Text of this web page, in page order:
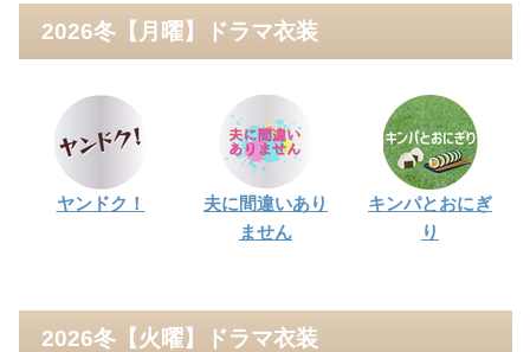
2026冬【月曜】ドラマ衣装
ヤンドク！
夫に間違いあり
ません
キンパとおにぎ
り
2026冬【火曜】ドラマ衣装